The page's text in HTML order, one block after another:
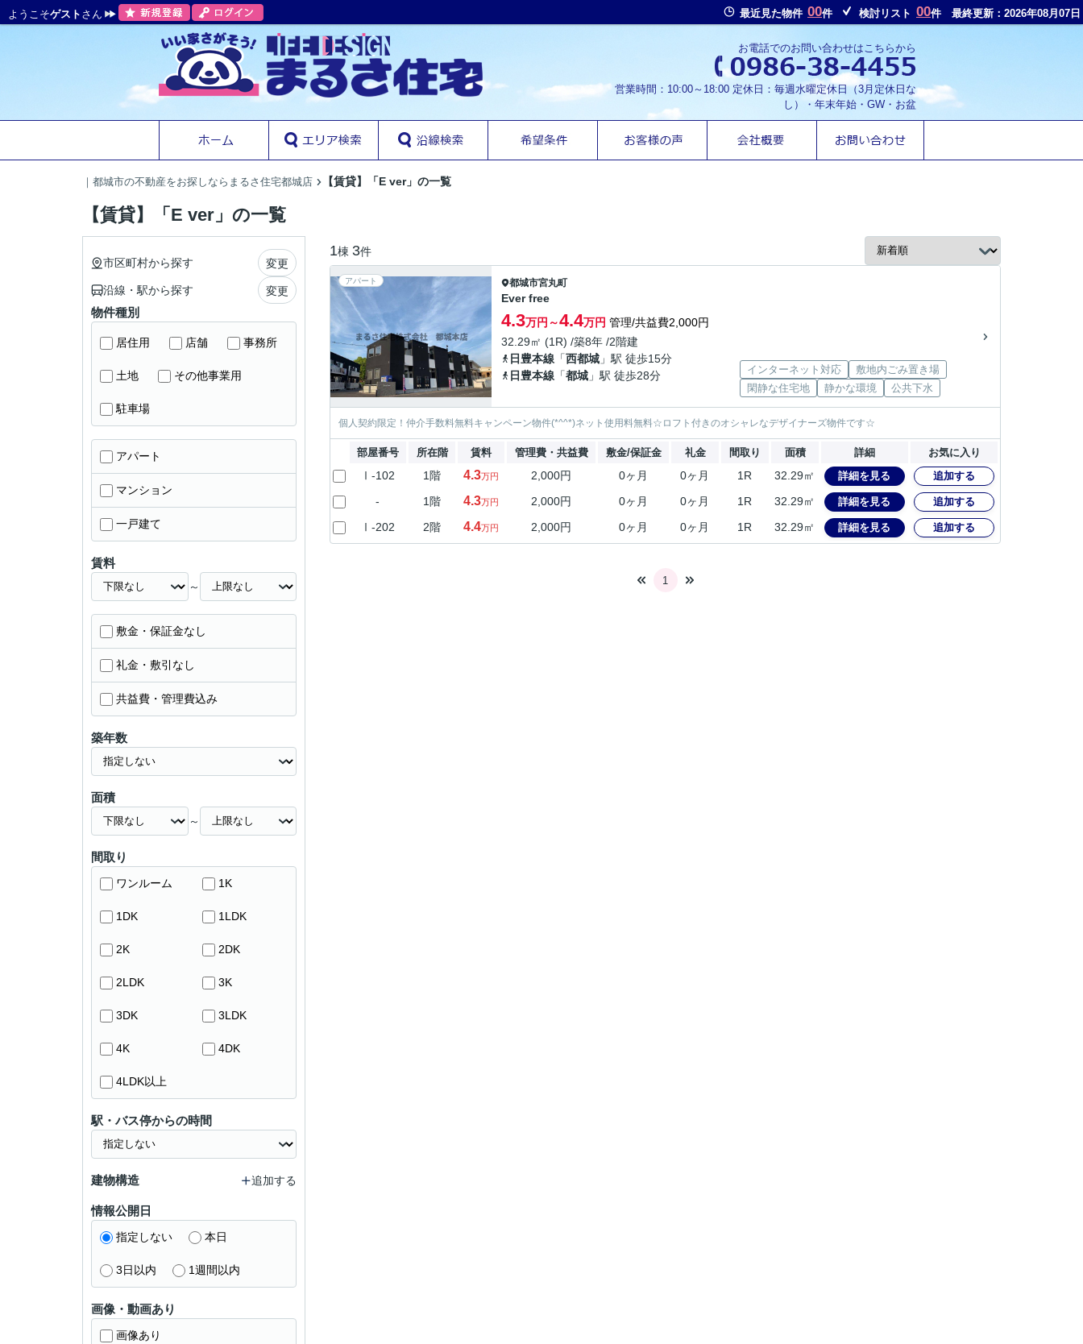
ようこそゲスト さん 最近見た物件 00件 検討リスト 00件 最終更新：2026年08月07日
お電話でのお問い合わせはこちらから
営業時間：10:00～18:00 定休日：毎週水曜定休日（3月定休日な
し）・年末年始・GW・お盆
｜都城市の不動産をお探しならまるさ住宅都城店 【賃貸】「E ver」の一覧
【賃貸】「E ver」の一覧
1棟 3件
アパート 都城市宮丸町
Ever free
4.3万円～4.4万円 管理/共益費2,000円
32.29㎡ (1R) /築8年 /2階建
日豊本線 「西都城 」駅 徒歩15分
日豊本線 「都城 」駅 徒歩28分 インターネット対応
敷地内ごみ置き場
閑静な住宅地
静かな環境 公共下水
個人契約限定！仲介手数料無料キャンペーン物件(*^^*)ネット使用料無料☆ロフト付きのオシャレなデザイナーズ物件です☆
部屋番号 所在階 賃料 管理費・共益費 敷金/保証金 礼金 間取り 面積 詳細 お気に入り
Ⅰ-102 1階 4.3万円 2,000円 0ヶ月 0ヶ月 1R 32.29㎡ 詳細を見る 追加する
- 1階 4.3万円 2,000円 0ヶ月 0ヶ月 1R 32.29㎡ 詳細を見る 追加する
Ⅰ-202 2階 4.4万円 2,000円 0ヶ月 0ヶ月 1R 32.29㎡ 詳細を見る 追加する
1
市区町村から探す 変更
沿線・駅から探す 変更
物件種別
居住用 店舗 事務所
土地 その他事業用
駐車場
アパート
マンション
一戸建て
賃料
～
敷金・保証金なし
礼金・敷引なし
共益費・管理費込み
築年数
面積
～
間取り
ワンルーム 1K
1DK 1LDK
2K 2DK
2LDK 3K
3DK 3LDK
4K 4DK
4LDK以上
駅・バス停からの時間
建物構造 追加する
情報公開日
指定しない 本日
3日以内 1週間以内
画像・動画あり
画像あり